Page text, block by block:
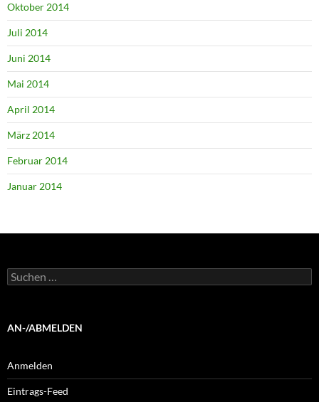
Oktober 2014
Juli 2014
Juni 2014
Mai 2014
April 2014
März 2014
Februar 2014
Januar 2014
Suchen
nach:
AN-/ABMELDEN
Anmelden
Eintrags-Feed